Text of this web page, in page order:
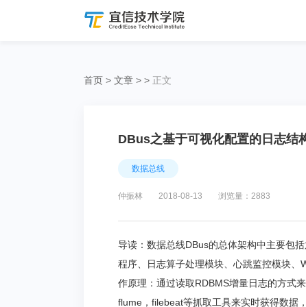
首页 > 文章 > > 正文
DBus之基于可视化配置的日志结
数据总线
仲振林 2018-08-13 浏览量：2883
导读：数据总线DBus的总体架构中主要包
程序、日志算子处理模块、心跳监控模块
作原理：通过读取RDBMS增量日志的方式
flume，filebeat等抓取工具来实时获得数据